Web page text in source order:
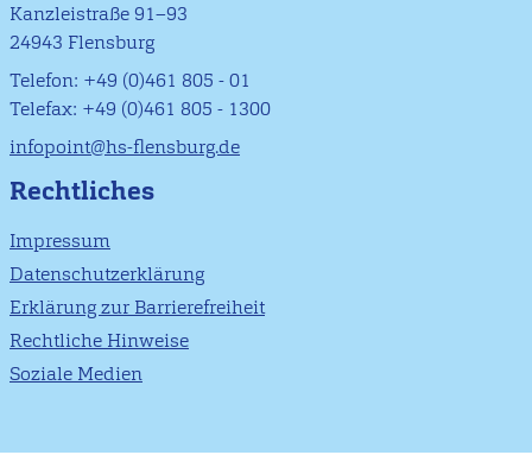
Kanzleistraße 91–93
24943 Flensburg
Telefon: +49 (0)461 805 - 01
Telefax: +49 (0)461 805 - 1300
infopoint@hs-flensburg.de
Rechtliches
Impressum
Datenschutzerklärung
Erklärung zur Barrierefreiheit
Rechtliche Hinweise
Soziale Medien